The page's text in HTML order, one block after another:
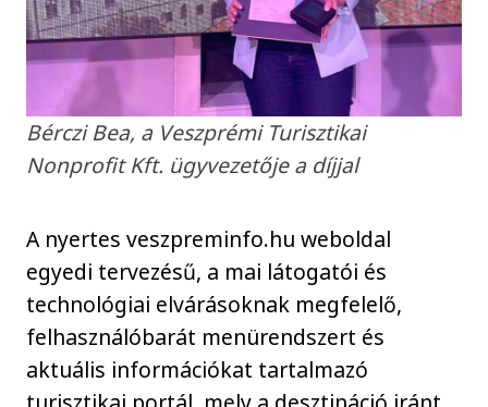
Bérczi Bea, a Veszprémi Turisztikai
Nonprofit Kft. ügyvezetője a díjjal
A nyertes veszpreminfo.hu weboldal
egyedi tervezésű, a mai látogatói és
technológiai elvárásoknak megfelelő,
felhasználóbarát menürendszert és
aktuális információkat tartalmazó